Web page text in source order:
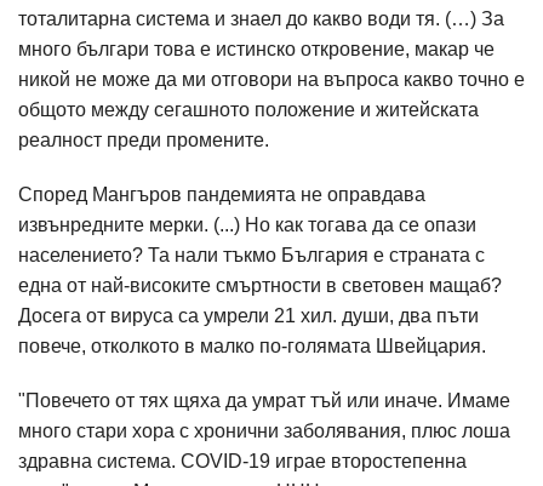
тоталитарна система и знаел до какво води тя. (…) За
много българи това е истинско откровение, макар че
никой не може да ми отговори на въпроса какво точно е
общото между сегашното положение и житейската
реалност преди промените.
Според Мангъров пандемията не оправдава
извънредните мерки. (...) Но как тогава да се опази
населението? Та нали тъкмо България е страната с
една от най-високите смъртности в световен мащаб?
Досега от вируса са умрели 21 хил. души, два пъти
повече, отколкото в малко по-голямата Швейцария.
"Повечето от тях щяха да умрат тъй или иначе. Имаме
много стари хора с хронични заболявания, плюс лоша
здравна система. COVID-19 играе второстепенна